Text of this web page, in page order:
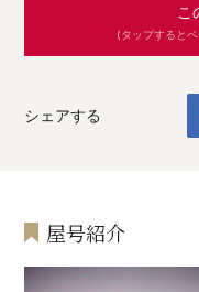
こ
(タップすると
シェアする
屋号紹介